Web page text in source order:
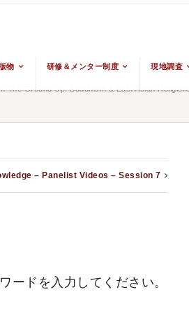
物 研修＆メンター制度 現地調査
The Ground Up: Buddhism & East Asian
– Panelist Videos – Session 7
ードを入力してください。